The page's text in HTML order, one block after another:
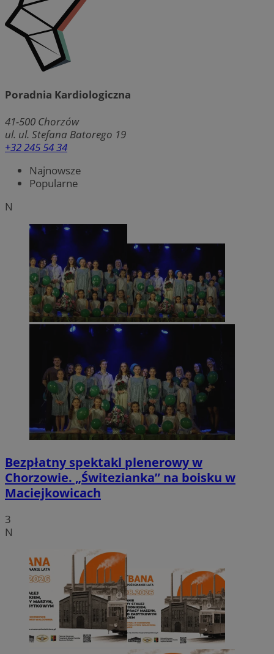
Poradnia Kardiologiczna
41-500 Chorzów
ul. ul. Stefana Batorego 19
+32 245 54 34
Najnowsze
Popularne
N
Bezpłatny spektakl plenerowy w
Chorzowie. „Świtezianka” na boisku w
Maciejkowicach
3
N